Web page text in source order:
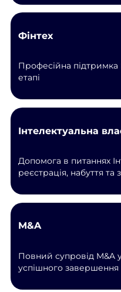
Фінтех
Професійна підтримка
етапі
Інтелектуальна
Допомога в питаннях
реєстрація, набуття та
M&A
Повний супровід M&A
успішного завершення